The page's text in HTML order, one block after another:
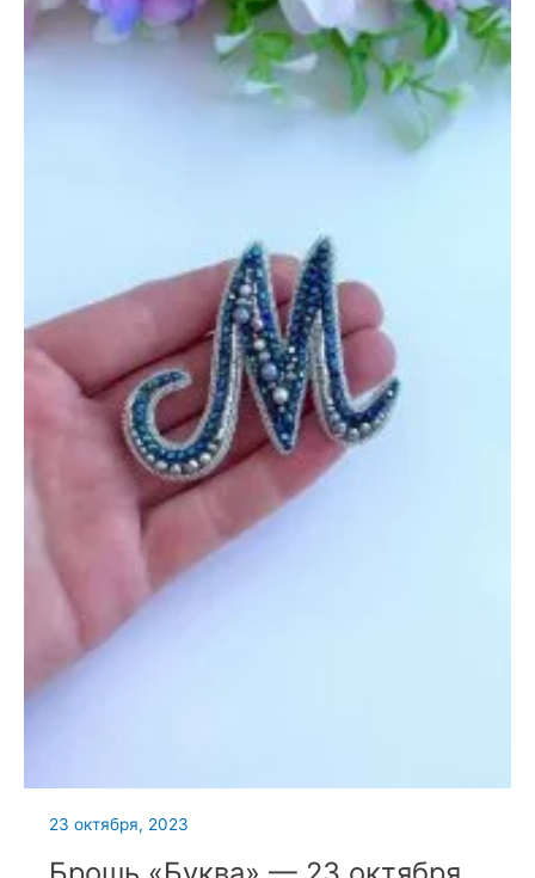
октября
2023
23 октября, 2023